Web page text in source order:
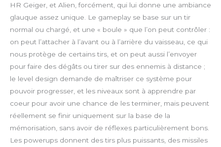
HR Geiger, et Alien, forcément, qui lui donne une ambiance
glauque assez unique. Le gameplay se base sur un tir
normal ou chargé, et une « boule » que l’on peut contrôler :
on peut l’attacher à l’avant ou à l’arrière du vaisseau, ce qui
nous protège de certains tirs, et on peut aussi l’envoyer
pour faire des dégâts ou tirer sur des ennemis à distance ;
le level design demande de maîtriser ce système pour
pouvoir progresser, et les niveaux sont à apprendre par
coeur pour avoir une chance de les terminer, mais peuvent
réellement se finir uniquement sur la base de la
mémorisation, sans avoir de réflexes particulièrement bons.
Les powerups donnent des tirs plus puissants, des missiles